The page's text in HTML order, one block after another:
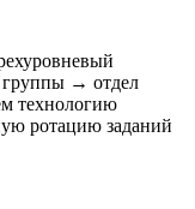
группы → отдел
технологию
ротацию заданий